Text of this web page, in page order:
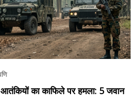
का काफिले पर हमला: 5 जवान